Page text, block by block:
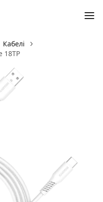
Кабелі
18TP